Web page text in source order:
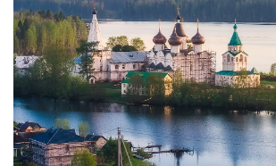
с именем апостола Луки.